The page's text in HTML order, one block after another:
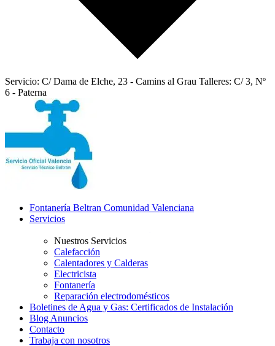
Servicio: C/ Dama de Elche, 23 - Camins al Grau Talleres: C/ 3, Nº
6 - Paterna
Fontanería Beltran Comunidad Valenciana
Servicios
Nuestros Servicios
Calefacción
Calentadores y Calderas
Electricista
Fontanería
Reparación electrodomésticos
Boletines de Agua y Gas: Certificados de Instalación
Blog Anuncios
Contacto
Trabaja con nosotros